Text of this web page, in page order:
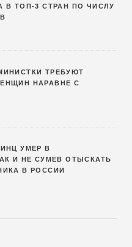
В ТОП-3 СТРАН ПО ЧИСЛУ
ТРЕБУЮТ
НАРАВНЕ С
УМЕР В
И НЕ СУМЕВ ОТЫСКАТЬ
В РОССИИ